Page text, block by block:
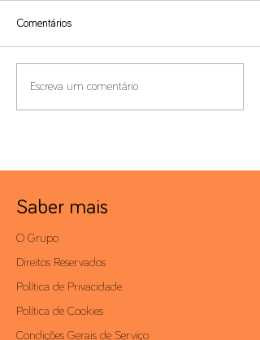
Imposto Mínimo Global:
Comentários
Escreva um comentário
Saber mais
O Grupo
Direitos Reservados
Política de Privacidade
Política de Cookies
Condições Gerais de Serviço